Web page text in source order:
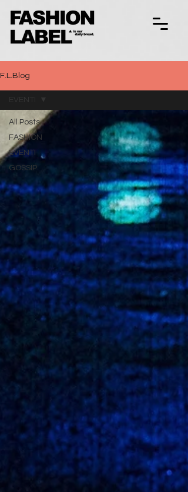
F.L.Blog
All Posts
FASHION
EVENTI
GOSSIP